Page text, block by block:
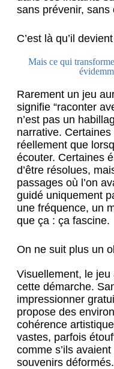
sans prévenir, sans
C’est là qu’il
Mais ce qui
Rarement un jeu
signifie “raconter
n’est pas un
narrative. Certaines
réellement que
écouter. Certaines
d’être résolues,
passages où l’on
guidé uniquement
une fréquence, un
que ça : ça fascine.
On ne suit plus un
Visuellement, le
cette démarche.
impressionner
propose des
cohérence
vastes, parfois
comme s’ils
souvenirs déformés.